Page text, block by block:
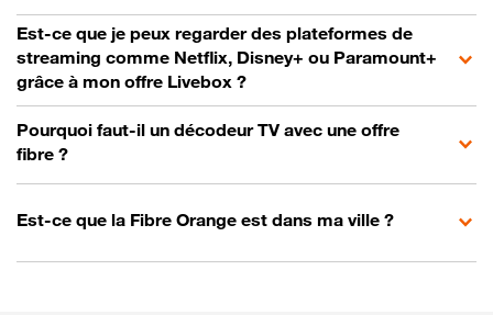
Est-ce que je peux regarder des plateformes de
streaming comme Netflix, Disney+ ou Paramount+
grâce à mon offre Livebox ?
Pourquoi faut-il un décodeur TV avec une offre
fibre ?
Est-ce que la Fibre Orange est dans ma ville ?